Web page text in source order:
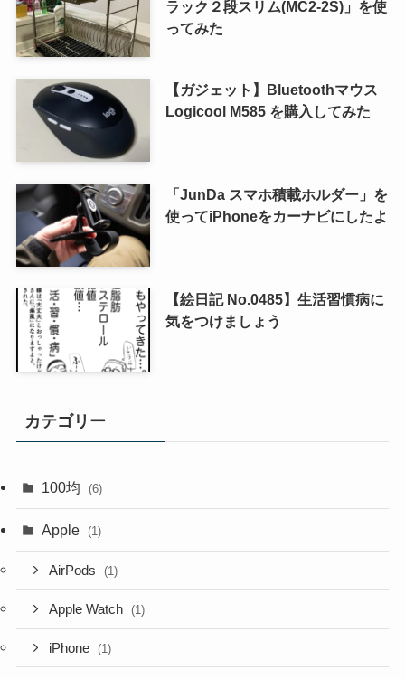
ラック２段スリム(MC2-2S)」を使
ってみた
【ガジェット】Bluetoothマウス
Logicool M585 を購入してみた
「JunDa スマホ積載ホルダー」を
使ってiPhoneをカーナビにしたよ
【絵日記 No.0485】生活習慣病に
気をつけましょう
カテゴリー
100均 (6)
Apple (1)
AirPods (1)
Apple Watch (1)
iPhone (1)